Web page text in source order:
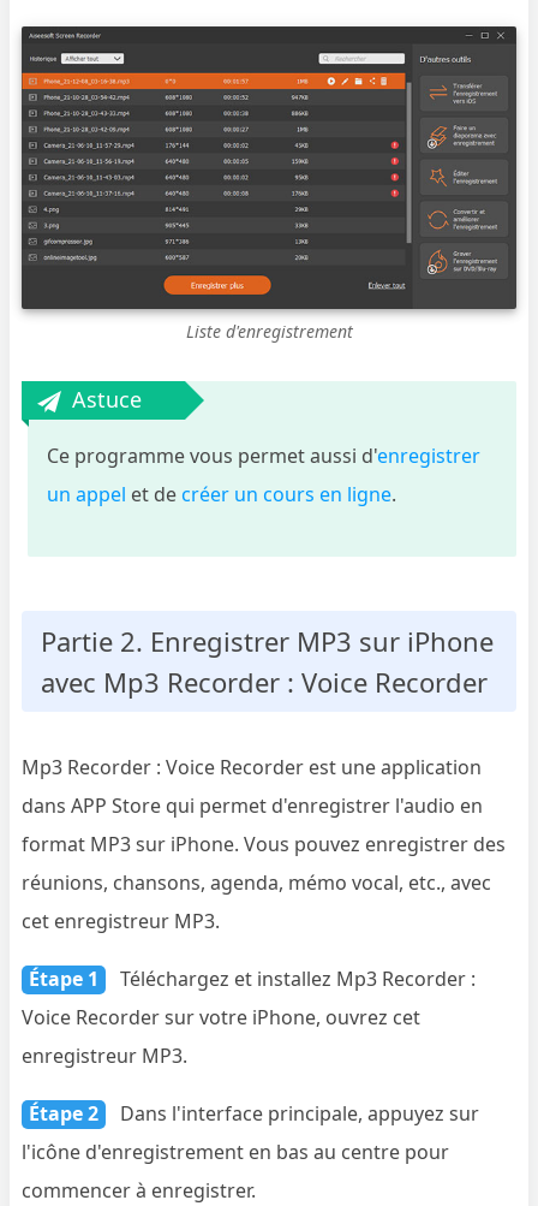
Liste d'enregistrement
Astuce
Ce programme vous permet aussi d'enregistrer
un appel et decréer un cours en ligne.
Partie 2. Enregistrer MP3 sur iPhone
avec Mp3 Recorder : Voice Recorder
Mp3 Recorder : Voice Recorder est une application
dans APP Store qui permet d'enregistrer l'audio en
format MP3 sur iPhone. Vous pouvez enregistrer des
réunions, chansons, agenda, mémo vocal, etc., avec
cet enregistreur MP3.
Étape 1
Téléchargez et installez Mp3 Recorder :
Voice Recorder sur votre iPhone, ouvrez cet
enregistreur MP3.
Étape 2
Dans l'interface principale, appuyez sur
l'icône d'enregistrement en bas au centre pour
commencer à enregistrer.